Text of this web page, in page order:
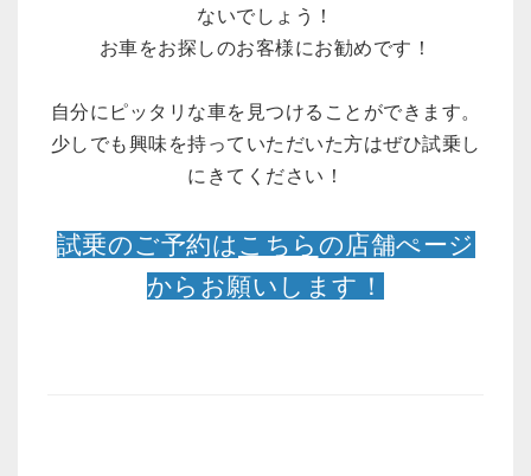
ないでしょう！
お車をお探しのお客様にお勧めです！
自分にピッタリな車を見つけることができます。
少しでも興味を持っていただいた方はぜひ試乗し
にきてください！
試乗のご予約は こちら の店舗ぺージ
からお願いします！